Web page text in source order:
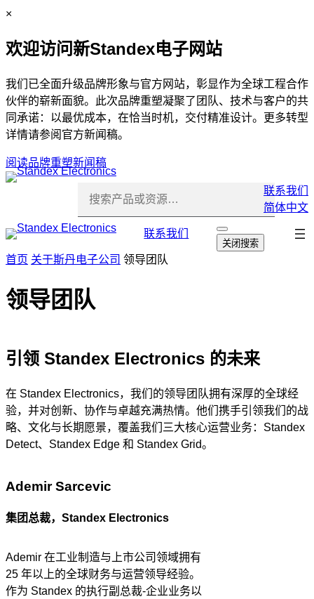
跳
内
C
o
e
×
欢迎访问新Standex电子网站
我们已全面升级品牌形象与官方网站，彰显作为全球工程合作
伙伴的崭新面貌。此次品牌重塑凝聚了团队、技术与客户的共
同承诺：以最优成本，在恰当时机，交付精准设计。更多转型
详情请参阅官方新闻稿。
阅读品牌重塑新闻稿
联系我们
简体中文
联系我们
打
开
关闭搜索
跳
首页 关于斯丹电子公司 领导团队
领导团队
引领 Standex Electronics 的未来
在 Standex Electronics，我们的领导团队拥有深厚的全球经
验，并对创新、协作与卓越充满热情。他们携手引领我们的战
略、文化与长期愿景，覆盖我们三大核心运营业务：Standex
Detect、Standex Edge 和 Standex Grid。
Ademir Sarcevic
集团总裁，Standex Electronics
Ademir 在工业制造与上市公司领域拥有
25 年以上的全球财务与运营领导经验。
作为 Standex 的执行副总裁-企业业务以